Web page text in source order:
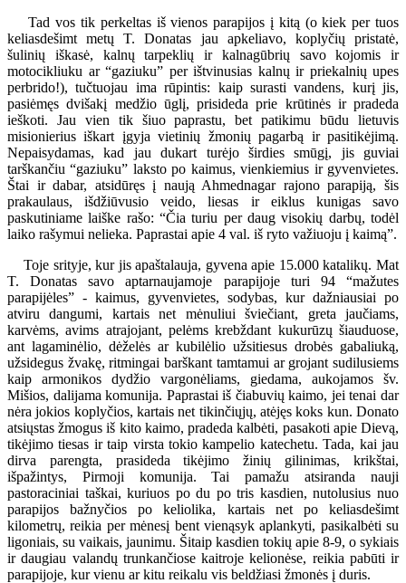
Tad vos tik perkeltas iš vienos parapijos į kitą (o kiek per tuos
keliasdešimt metų T. Donatas jau apkeliavo, koplyčių pristatė,
šulinių iškasė, kalnų tarpeklių ir kalnagūbrių savo kojomis ir
motocikliuku ar “gaziuku” per ištvinusias kalnų ir priekalnių upes
perbrido!), tučtuojau ima rūpintis: kaip surasti vandens, kurį jis,
pasiėmęs dvišakį medžio ūglį, prisideda prie krūtinės ir pradeda
ieškoti. Jau vien tik šiuo paprastu, bet patikimu būdu lietuvis
misionierius iškart įgyja vietinių žmonių pagarbą ir pasitikėjimą.
Nepaisydamas, kad jau dukart turėjo širdies smūgį, jis guviai
tarškančiu “gaziuku” laksto po kaimus, vienkiemius ir gyvenvietes.
Štai ir dabar, atsidūręs į naują Ahmednagar rajono parapiją, šis
prakaulaus, išdžiūvusio veido, liesas ir eiklus kunigas savo
paskutiniame laiške rašo: “Čia turiu per daug visokių darbų, todėl
laiko rašymui nelieka. Paprastai apie 4 val. iš ryto važiuoju į kaimą”.
Toje srityje, kur jis apaštalauja, gyvena apie 15.000 katalikų. Mat
T. Donatas savo aptarnaujamoje parapijoje turi 94 “mažutes
parapijėles” - kaimus, gyvenvietes, sodybas, kur dažniausiai po
atviru dangumi, kartais net mėnuliui šviečiant, greta jaučiams,
karvėms, avims atrajojant, pelėms krebždant kukurūzų šiauduose,
ant lagaminėlio, dėželės ar kubilėlio užsitiesus drobės gabaliuką,
užsidegus žvakę, ritmingai barškant tamtamui ar grojant sudilusiems
kaip armonikos dydžio vargonėliams, giedama, aukojamos šv.
Mišios, dalijama komunija. Paprastai iš čiabuvių kaimo, jei tenai dar
nėra jokios koplyčios, kartais net tikinčiųjų, atėjęs koks kun. Donato
atsiųstas žmogus iš kito kaimo, pradeda kalbėti, pasakoti apie Dievą,
tikėjimo tiesas ir taip virsta tokio kampelio katechetu. Tada, kai jau
dirva parengta, prasideda tikėjimo žinių gilinimas, krikštai,
išpažintys, Pirmoji komunija. Tai pamažu atsiranda nauji
pastoraciniai taškai, kuriuos po du po tris kasdien, nutolusius nuo
parapijos bažnyčios po keliolika, kartais net po keliasdešimt
kilometrų, reikia per mėnesį bent vienąsyk aplankyti, pasikalbėti su
ligoniais, su vaikais, jaunimu. Šitaip kasdien tokių apie 8-9, o sykiais
ir daugiau valandų trunkančiose kaitroje kelionėse, reikia pabūti ir
parapijoje, kur vienu ar kitu reikalu vis beldžiasi žmonės į duris.